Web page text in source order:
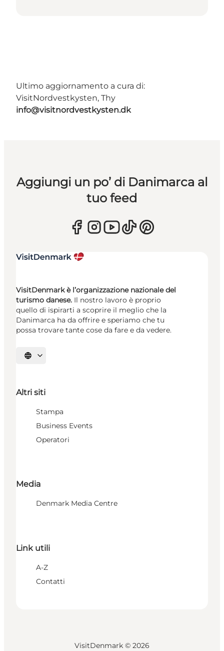
Ultimo aggiornamento a cura di:
VisitNordvestkysten, Thy
info@visitnordvestkysten.dk
Aggiungi un po’ di Danimarca al
tuo feed
VisitDenmark è l’organizzazione nazionale del
turismo danese. Il nostro lavoro è proprio
quello di ispirarti a scoprire il meglio che la
Danimarca ha da offrire e speriamo che tu
possa trovare tante cose da fare e da vedere.
Seleziona la lingua
Altri siti
Stampa
Business Events
Operatori
Media
Denmark Media Centre
Link utili
A-Z
Contatti
VisitDenmark © 2026